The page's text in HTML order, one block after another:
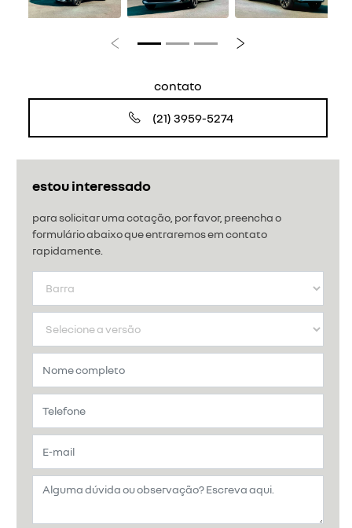
estou interessado
para solicitar uma cotação, por favor, preencha o
formulário abaixo que entraremos em contato
rapidamente.
Anterior Próximo
contato
(21) 3959-5274